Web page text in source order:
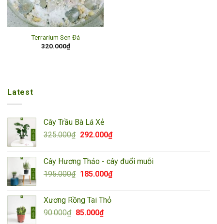
Terrarium Sen Đá
320.000₫
Latest
Cây Trầu Bà Lá Xẻ
325.000₫ Giá
325.000₫.
292.000₫Giá
là:
292.000₫.
Cây Hương Thảo - cây đuổi muỗi
195.000₫ Giá
195.000₫.
185.000₫Giá
Xương Rồng Tai Thỏ
90.000₫ Giá
85.000₫Giá